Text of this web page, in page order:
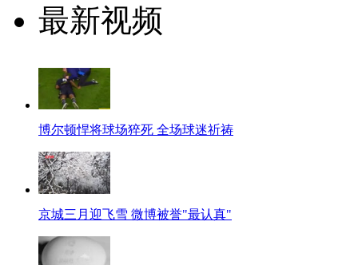
最新视频
博尔顿悍将球场猝死 全场球迷祈祷
京城三月迎飞雪 微博被誉"最认真"